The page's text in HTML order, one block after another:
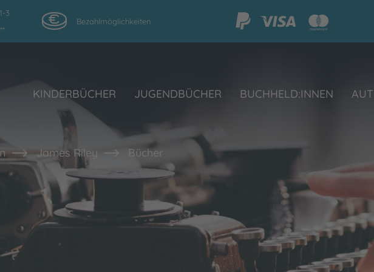
3
Bezahlmöglichkeiten
KINDERBÜCHER JUGENDBÜCHER BUCHHELD:INNEN
James Riley Bücher